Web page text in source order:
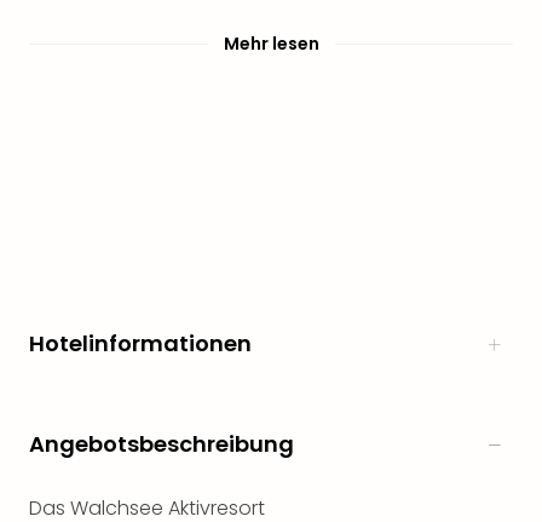
Mehr lesen
Hotelinformationen
Angebotsbeschreibung
Das Walchsee Aktivresort